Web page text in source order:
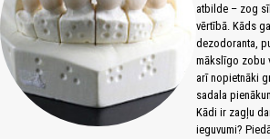
atbilde – zog
vērtībā. Kāds
dezodoranta,
mākslīgo zobu
arī nopietnāki
sadala
Kādi ir zagļu
ieguvumi?